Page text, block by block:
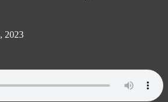
2023